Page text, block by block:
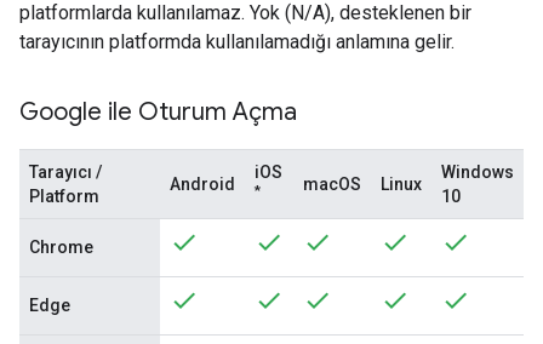
platformlarda kullanılamaz. Yok (N/A), desteklenen bir
tarayıcının platformda kullanılamadığı anlamına gelir.
Google ile Oturum Açma
Tarayıcı /
Platform
Android
iOS
* macOS Linux
Windows
10
Chrome
Edge